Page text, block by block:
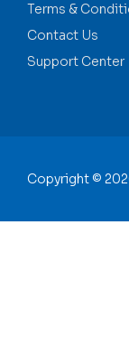
Terms &
Contact Us
Support Center
Copyright ©